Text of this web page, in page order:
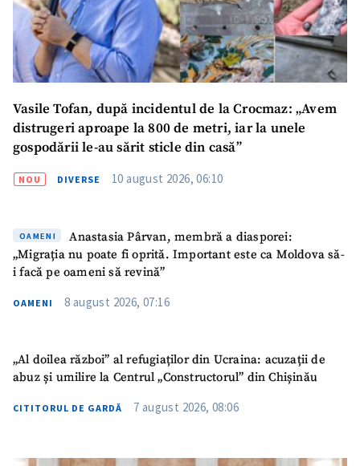
Vasile Tofan, după incidentul de la Crocmaz: „Avem
distrugeri aproape la 800 de metri, iar la unele
gospodării le-au sărit sticle din casă”
NOU DIVERSE 10 august 2026, 06:10
OAMENI
Anastasia Pârvan, membră a diasporei:
„Migrația nu poate fi oprită. Important este ca Moldova să-
i facă pe oameni să revină”
OAMENI 8 august 2026, 07:16
„Al doilea război” al refugiaților din Ucraina: acuzații de
abuz și umilire la Centrul „Constructorul” din Chișinău
CITITORUL DE GARDĂ 7 august 2026, 08:06
Telefon
+ Telefon personal
Am citit și sunt de
acord cupolitica de
confidențialitate.
TRIMITE ȘTIREA